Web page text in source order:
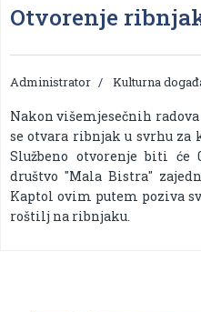
Otvorenje
Administrator Kulturna
Nakon višemjesečnih
se otvara ribnjak u svrhu za
Službeno otvorenje biti će
društvo "Mala Bistra"
Kaptol ovim putem poziva
roštilj na ribnjaku.